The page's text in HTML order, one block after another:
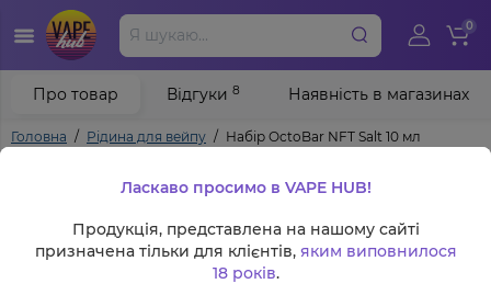
0
Головна Рідина для вейпу Набір OctoBar NFT Salt 10 мл
Про товар Відгуки 8 Наявність в магазинах
Ласкаво просимо в VAPE HUB!
Продукція, представлена на нашому сайті
призначена тільки для клієнтів, яким виповнилося
18 років.